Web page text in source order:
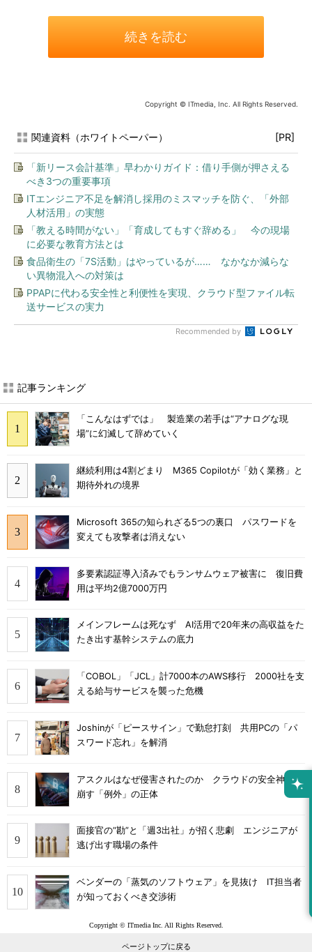
続きを読む
Copyright © ITmedia, Inc. All Rights Reserved.
関連資料（ホワイトペーパー） [PR]
「新リース会計基準」早わかりガイド：借り手側が押さえる
べき3つの重要事項
ITエンジニア不足を解消し採用のミスマッチを防ぐ、「外部
人材活用」の実態
「教える時間がない」「育成してもすぐ辞める」 今の現場
に必要な教育方法とは
食品衛生の「7S活動」はやっているが…… なかなか減らな
い異物混入への対策は
PPAPに代わる安全性と利便性を実現、クラウド型ファイル転
送サービスの実力
Recommended by
記事ランキング
「こんなはずでは」 製造業の若手は“アナログな現
場”に幻滅して辞めていく
継続利用は4割どまり M365 Copilotが「効く業務」と
期待外れの境界
Microsoft 365の知られざる5つの裏口 パスワードを
変えても攻撃者は消えない
多要素認証導入済みでもランサムウェア被害に 復旧費
用は平均2億7000万円
メインフレームは死なず AI活用で20年来の高収益をた
たき出す基幹システムの底力
「COBOL」「JCL」計7000本のAWS移行 2000社を支
える給与サービスを襲った危機
Joshinが「ピースサイン」で勤怠打刻 共用PCの「パ
スワード忘れ」を解消
アスクルはなぜ侵害されたのか クラウドの安全神話を
崩す「例外」の正体
面接官の“勘”と「週3出社」が招く悲劇 エンジニアが
逃げ出す職場の条件
ベンダーの「蒸気のソフトウェア」を見抜け IT担当者
が知っておくべき交渉術
Copyright © ITmedia Inc. All Rights Reserved.
ページトップに戻る